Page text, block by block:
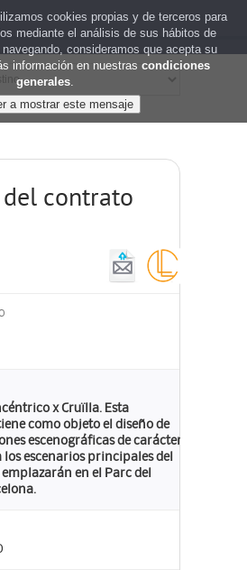
del contrato
x Cruïlla. Esta
como objeto el diseño de
escenográficas de carácter
escenarios principales del
en el Parc del
cookies propias y de terceros para
mediante el análisis de sus hábitos de
consideramos que acepta su
información en nuestras condiciones
generales.